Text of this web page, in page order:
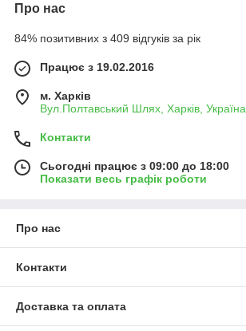
Про нас
84% позитивних з 409 відгуків за рік
Працює з 19.02.2016
м. Харків
Вул.Полтавський Шлях, Харків, Україна
Контакти
Сьогодні працює з 09:00 до 18:00
Показати весь графік роботи
Про нас
Контакти
Доставка та оплата